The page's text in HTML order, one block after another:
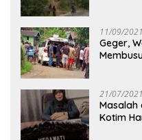
11/09/2021
Geger,
21/07/2021
Masalah
Kotim